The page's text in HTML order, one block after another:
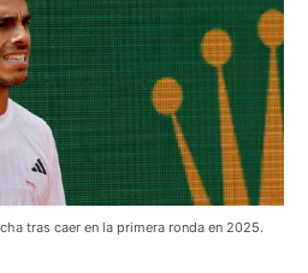
tras caer en la primera ronda en 2025.